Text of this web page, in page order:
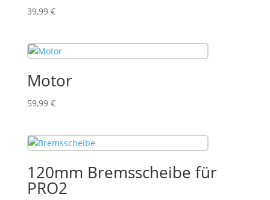
39,99 €
Motor
59,99 €
120mm Bremsscheibe für
PRO2